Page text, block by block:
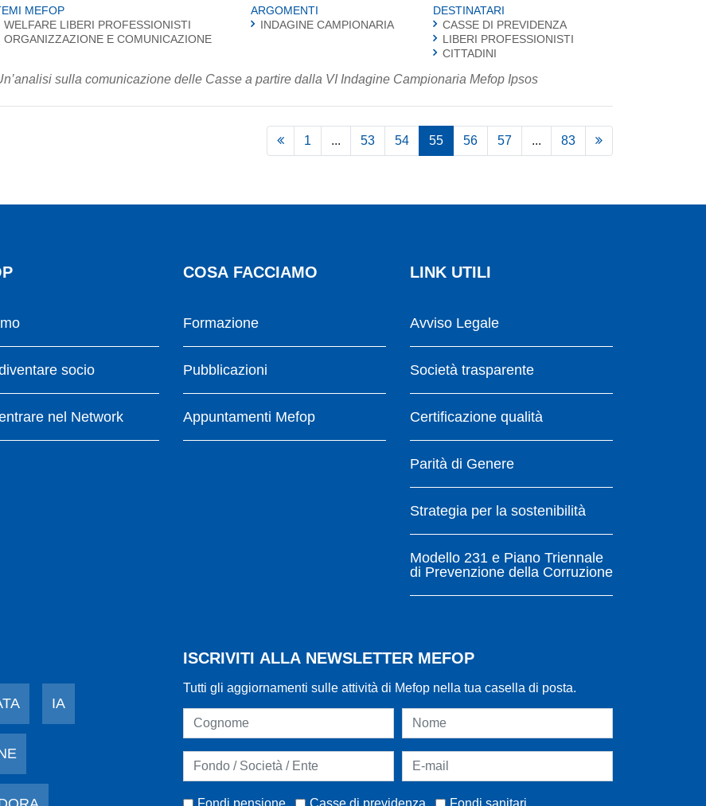
MEFOP
WELFARE LIBERI PROFESSIONISTI
ORGANIZZAZIONE E COMUNICAZIONE
ARGOMENTI
INDAGINE CAMPIONARIA
DESTINATARI
CASSE DI PREVIDENZA
LIBERI PROFESSIONISTI
CITTADINI
sulla comunicazione delle Casse a partire dalla VI Indagine Campionaria Mefop Ipsos
1 ... 53 54 55 56 57 ... 83
socio
nel Network
COSA FACCIAMO
Formazione
Pubblicazioni
Appuntamenti Mefop
LINK UTILI
Avviso Legale
Società trasparente
Certificazione qualità
Parità di Genere
Strategia per la sostenibilità
Modello 231 e Piano Triennale
di Prevenzione della Corruzione
IA
ISCRIVITI ALLA NEWSLETTER MEFOP
Tutti gli aggiornamenti sulle attività di Mefop nella tua casella di posta.
Fondi pensione Casse di previdenza Fondi sanitari